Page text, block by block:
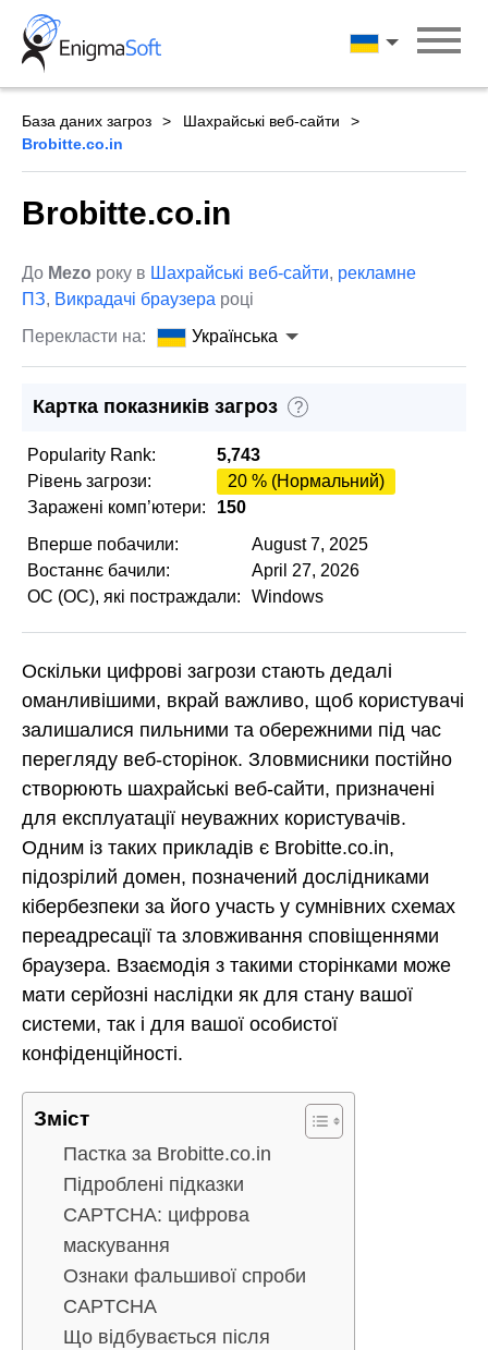
Skip
content
Українська
База даних загроз
Шахрайські веб-сайти
Brobitte.co.in
Brobitte.co.in
До Mezo року в Шахрайські веб-сайти, рекламне
ПЗ, Викрадачі браузера році
Перекласти на:
Українська
Картка показників загроз ?
Popularity Rank:
5,743
Рівень загрози:
20 % (Нормальний)
Заражені комп’ютери:
150
Вперше побачили:
August 7, 2025
Востаннє бачили:
April 27, 2026
ОС (ОС), які постраждали:
Windows
Оскільки цифрові загрози стають дедалі
оманливішими, вкрай важливо, щоб користувачі
залишалися пильними та обережними під час
перегляду веб-сторінок. Зловмисники постійно
створюють шахрайські веб-сайти, призначені
для експлуатації неуважних користувачів.
Одним із таких прикладів є Brobitte.co.in,
підозрілий домен, позначений дослідниками
кібербезпеки за його участь у сумнівних схемах
переадресації та зловживання сповіщеннями
браузера. Взаємодія з такими сторінками може
мати серйозні наслідки як для стану вашої
системи, так і для вашої особистої
конфіденційності.
Зміст
Пастка за Brobitte.co.in
Підроблені підказки
CAPTCHA: цифрова
маскування
Ознаки фальшивої спроби
CAPTCHA
Що відбувається після